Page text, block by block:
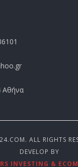
Αθήνα
ALL RIGHTS
DEVELOP BY
INVESTING &